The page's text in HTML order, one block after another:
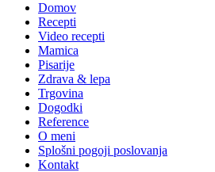
Domov
Recepti
Video recepti
Mamica
Pisarije
Zdrava & lepa
Trgovina
Dogodki
Reference
O meni
Splošni pogoji poslovanja
Kontakt